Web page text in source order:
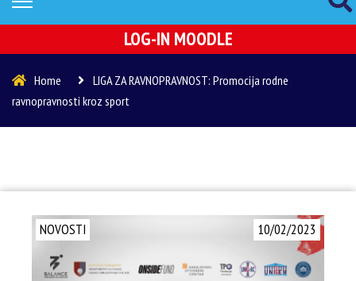
LOG-IN MOODLE
Home
LIGA ZA RAVNOPRAVNOST: Promocija rodne
ravnopravnosti kroz sport
10/02/2023
NOVOSTI